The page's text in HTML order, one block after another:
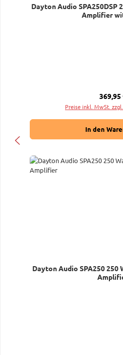
Dayton Audio SPA250DSP
Amplifier
369,95
Preise inkl. MwSt.
In den
Dayton Audio SPA250